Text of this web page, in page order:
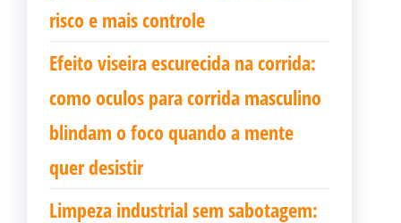
risco e mais controle
Efeito viseira escurecida na corrida:
como oculos para corrida masculino
blindam o foco quando a mente
quer desistir
Limpeza industrial sem sabotagem: